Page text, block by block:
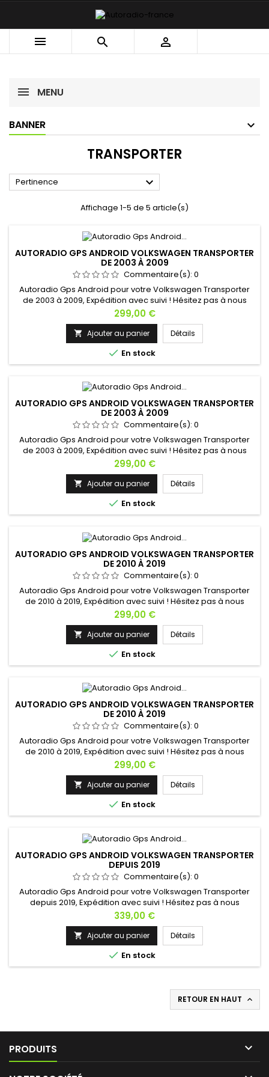
  
MENU
BANNER
TRANSPORTER
Pertinence 
Affichage 1-5 de 5 article(s)
AUTORADIO GPS ANDROID VOLKSWAGEN TRANSPORTER
DE 2003 À 2009
Commentaire(s): 0
Autoradio Gps Android pour votre Volkswagen Transporter
de 2003 à 2009, Expédition avec suivi ! Hésitez pas à nous
contacter si vous avez une question !
Prix
299,00 €
 Ajouter au panier Détails
 En stock
AUTORADIO GPS ANDROID VOLKSWAGEN TRANSPORTER
DE 2003 À 2009
Commentaire(s): 0
Autoradio Gps Android pour votre Volkswagen Transporter
de 2003 à 2009, Expédition avec suivi ! Hésitez pas à nous
contacter si vous avez une question !
Prix
299,00 €
 Ajouter au panier Détails
 En stock
AUTORADIO GPS ANDROID VOLKSWAGEN TRANSPORTER
DE 2010 À 2019
Commentaire(s): 0
Autoradio Gps Android pour votre Volkswagen Transporter
de 2010 à 2019, Expédition avec suivi ! Hésitez pas à nous
contacter si vous avez une question !
Prix
299,00 €
 Ajouter au panier Détails
 En stock
AUTORADIO GPS ANDROID VOLKSWAGEN TRANSPORTER
DE 2010 À 2019
Commentaire(s): 0
Autoradio Gps Android pour votre Volkswagen Transporter
de 2010 à 2019, Expédition avec suivi ! Hésitez pas à nous
contacter si vous avez une question !
Prix
299,00 €
 Ajouter au panier Détails
 En stock
AUTORADIO GPS ANDROID VOLKSWAGEN TRANSPORTER
DEPUIS 2019
Commentaire(s): 0
Autoradio Gps Android pour votre Volkswagen Transporter
depuis 2019, Expédition avec suivi ! Hésitez pas à nous
contacter si vous avez une question !
Prix
339,00 €
 Ajouter au panier Détails
 En stock
RETOUR EN HAUT 
PRODUITS 